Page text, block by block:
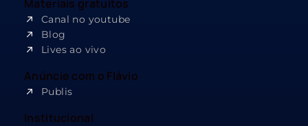
Materiais gratuitos
Canal no youtube
Blog
Lives ao vivo
Anúncie com o Flávio
Publis
Institucional